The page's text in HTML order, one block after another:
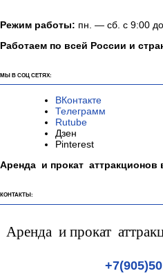
Режим работы: пн. — сб. с 9:00
Работаем по всей России и
МЫ В СОЦ СЕТЯХ:
ВКонтакте
Телеграмм
Rutube
Дзен
Pinterest
Аренда и прокат
КОНТАКТЫ:
Аренда и прокат